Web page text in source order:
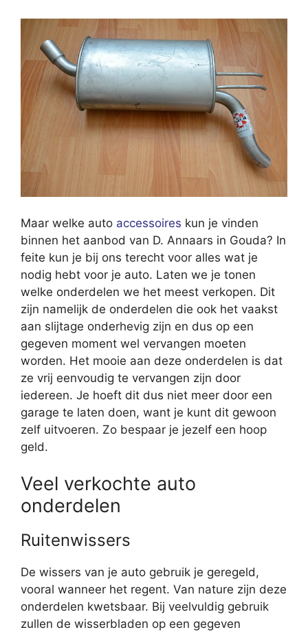
Maar welke auto accessoires kun je vinden
binnen het aanbod van D. Annaars in Gouda? In
feite kun je bij ons terecht voor alles wat je
nodig hebt voor je auto. Laten we je tonen
welke onderdelen we het meest verkopen. Dit
zijn namelijk de onderdelen die ook het vaakst
aan slijtage onderhevig zijn en dus op een
gegeven moment wel vervangen moeten
worden. Het mooie aan deze onderdelen is dat
ze vrij eenvoudig te vervangen zijn door
iedereen. Je hoeft dit dus niet meer door een
garage te laten doen, want je kunt dit gewoon
zelf uitvoeren. Zo bespaar je jezelf een hoop
geld.
Veel verkochte auto
onderdelen
Ruitenwissers
De wissers van je auto gebruik je geregeld,
vooral wanneer het regent. Van nature zijn deze
onderdelen kwetsbaar. Bij veelvuldig gebruik
zullen de wisserbladen op een gegeven